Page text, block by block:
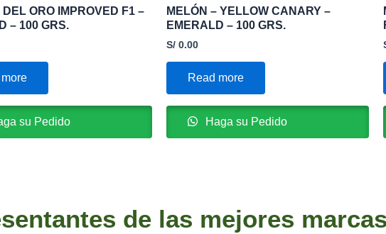
DEL ORO IMPROVED F1 –
– 100 GRS.
su Pedido
MELÓN – YELLOW CANARY –
EMERALD – 100 GRS.
S/ 0.00
Read more
Haga su Pedido
de las mejores marcas